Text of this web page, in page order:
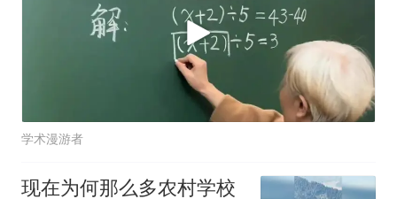
学术漫游者
现在为何那么多农村学校